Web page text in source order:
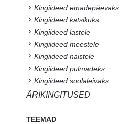
Kingiideed emadepäevaks
Kingiideed katsikuks
Kingiideed lastele
Kingiideed meestele
Kingiideed naistele
Kingiideed pulmadeks
Kingiideed soolaleivaks
ÄRIKINGITUSED
TEEMAD